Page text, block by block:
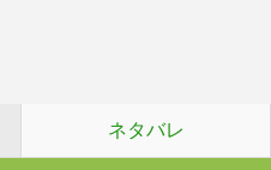
ネタバレ